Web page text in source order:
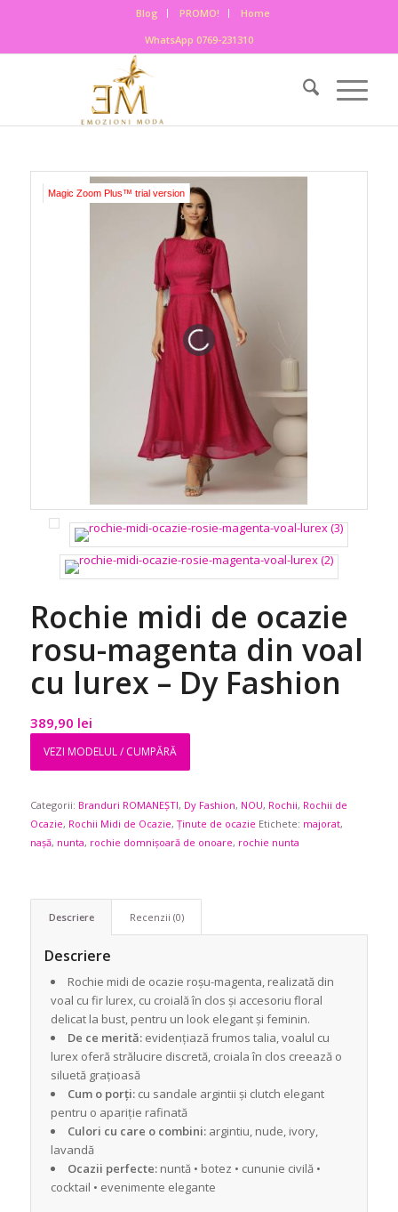
Blog PROMO!
Home
WhatsApp 0769-231310
Magic Zoom Plus™ trial version
Rochie midi de ocazie
rosu-magenta din voal
cu lurex – Dy Fashion
389,90 lei
VEZI MODELUL / CUMPĂRĂ
Categorii: Branduri ROMANEȘTI, Dy Fashion, NOU, Rochii, Rochii de
Ocazie, Rochii Midi de Ocazie, Ținute de ocazie Etichete: majorat,
nașă, nunta, rochie domnișoară de onoare, rochie nunta
Descriere Recenzii (0)
Descriere
Rochie midi de ocazie roșu-magenta, realizată din
voal cu fir lurex, cu croială în clos și accesoriu floral
delicat la bust, pentru un look elegant și feminin.
De ce merită:evidențiază frumos talia, voalul cu
lurex oferă strălucire discretă, croiala în clos creează o
siluetă grațioasă
Cum o porți:cu sandale argintii și clutch elegant
pentru o apariție rafinată
Culori cu care o combini:argintiu, nude, ivory,
lavandă
Ocazii perfecte:nuntă • botez • cununie civilă •
cocktail • evenimente elegante